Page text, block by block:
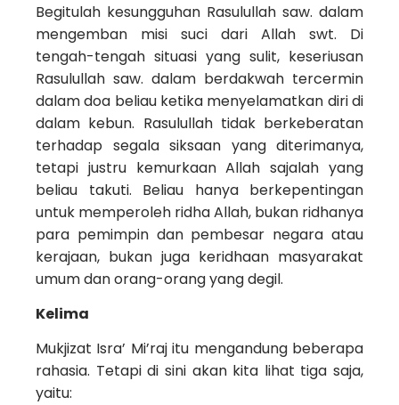
Begitulah kesungguhan Rasulullah saw. dalam
mengemban misi suci dari Allah swt. Di
tengah-­tengah situasi yang sulit, keseriusan
Rasulullah saw. dalam berdakwah tercermin
dalam doa beliau ketika menyelamat­kan diri di
dalam kebun. Rasulullah tidak berkebera­tan
terhadap segala siksaan yang diterimanya,
tetapi justru kemurkaan Allah sajalah yang
beliau takuti. Beliau hanya berkepentingan
untuk memperoleh ridha Allah, bukan ridhanya
para pemimpin dan pembesar negara atau
kerajaan, bukan juga keridhaan ma­syarakat
umum dan orang-orang yang degil.
Kelima
Mukjizat Isra’ Mi’raj itu mengandung beberapa
rahasia. Tetapi di sini akan kita lihat tiga saja,
yaitu: